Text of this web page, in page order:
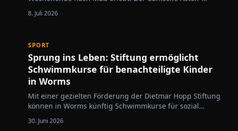
Martin-Pilot gewann nach seinem Erfolg am Samstag
auch den achten Lauf der DTM am Sonntag, sicherte sich
8. Juli 2026
SPORT
Sprung ins Leben: Stiftung ermöglicht
Schwimmkurse für benachteiligte Kinder
in Worms
Mit einer gezielten Förderung der Dietmar Hopp Stiftung
können in Worms künftig Schwimmkurse für sozial
benachteiligte Kinder angeboten werden. Das Projekt
findet in der Lehrschwimmhalle des 1. Wormser
30. Juni 2026